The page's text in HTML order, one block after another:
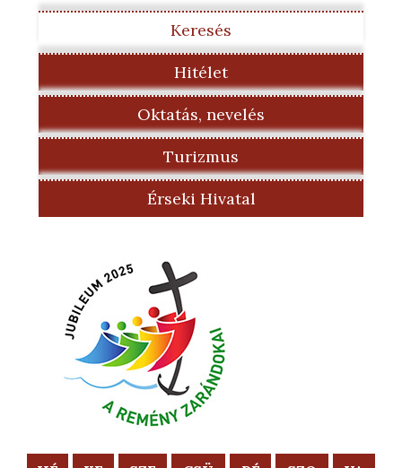
Keresés
Hitélet
Oktatás, nevelés
Turizmus
Érseki Hivatal